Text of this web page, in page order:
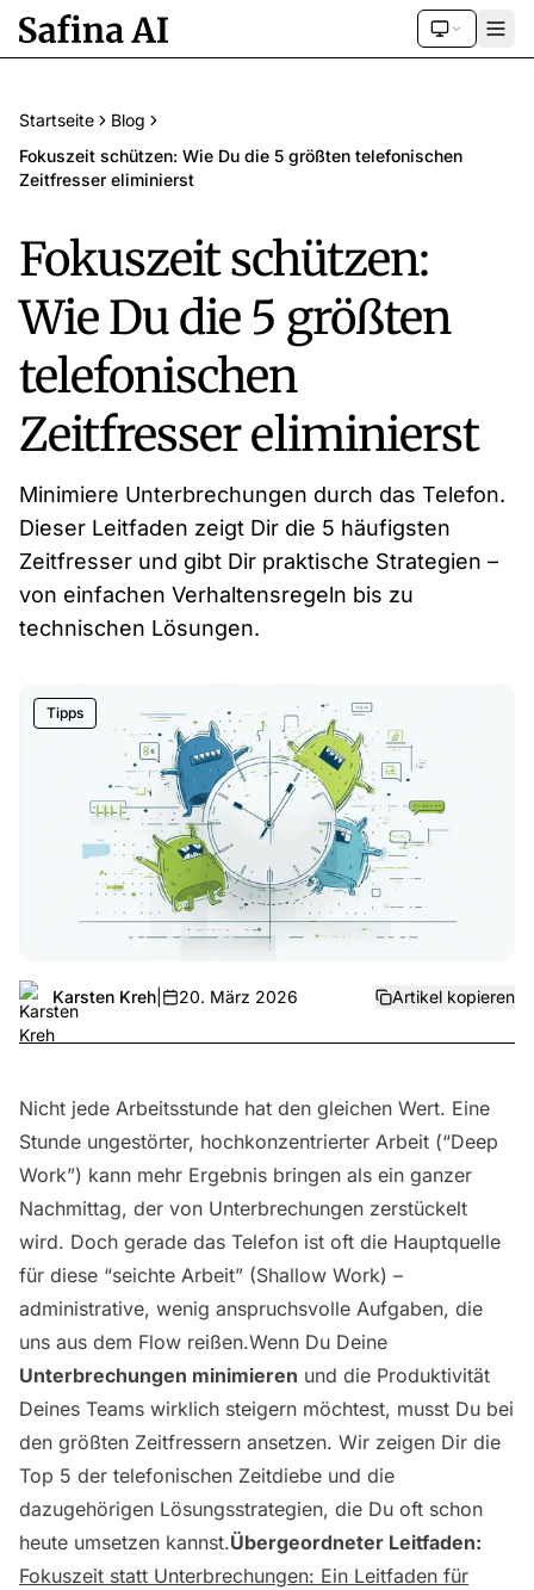
Startseite
Blog
Fokuszeit schützen: Wie Du die 5 größten telefonischen
Zeitfresser eliminierst
Fokuszeit schützen:
Wie Du die 5 größten
telefonischen
Zeitfresser eliminierst
Minimiere Unterbrechungen durch das Telefon.
Dieser Leitfaden zeigt Dir die 5 häufigsten
Zeitfresser und gibt Dir praktische Strategien –
von einfachen Verhaltensregeln bis zu
technischen Lösungen.
Tipps
Karsten Kreh 20. März 2026 Artikel kopieren
Nicht jede Arbeitsstunde hat den gleichen Wert. Eine
Stunde ungestörter, hochkonzentrierter Arbeit (“Deep
Work”) kann mehr Ergebnis bringen als ein ganzer
Nachmittag, der von Unterbrechungen zerstückelt
wird. Doch gerade das Telefon ist oft die Hauptquelle
für diese “seichte Arbeit” (Shallow Work) –
administrative, wenig anspruchsvolle Aufgaben, die
uns aus dem Flow reißen.Wenn Du Deine
Unterbrechungen minimieren und die Produktivität
Deines Teams wirklich steigern möchtest, musst Du bei
den größten Zeitfressern ansetzen. Wir zeigen Dir die
Top 5 der telefonischen Zeitdiebe und die
dazugehörigen Lösungsstrategien, die Du oft schon
heute umsetzen kannst.Übergeordneter Leitfaden:
Fokuszeit statt Unterbrechungen: Ein Leitfaden für